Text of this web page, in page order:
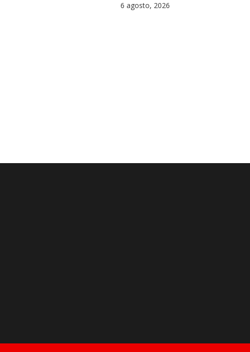
6 agosto, 2026